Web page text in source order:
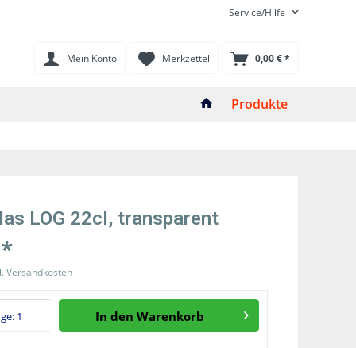
Service/Hilfe
0,00 € *
Merkzettel
Mein Konto
Produkte
LOG 22cl, transparent
Versandkosten
In den Warenkorb